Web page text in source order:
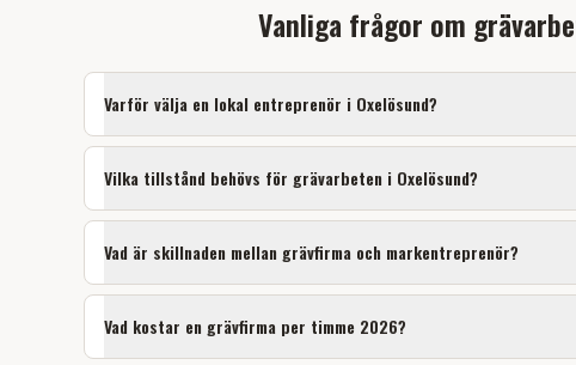
Vanliga frågor om
Varför välja en lokal entreprenör i Oxelösund?
Vilka tillstånd behövs för grävarbeten i Oxelösund?
Vad är skillnaden mellan grävfirma och markentreprenör?
Vad kostar en grävfirma per timme 2026?